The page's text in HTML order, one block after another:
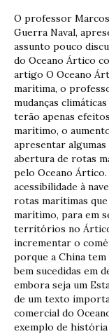
O professor Marcos
Guerra Naval,
assunto pouco
do Oceano Ártico
artigo O Oceano
marítima, o
mudanças
terão apenas
marítimo, o
apresentar
abertura de rotas
pelo Oceano
acessibilidade à
rotas marítimas
marítimo, para em
territórios no
incrementar o
porque a China
bem sucedidas em
embora seja um
de um texto
comercial do
exemplo de